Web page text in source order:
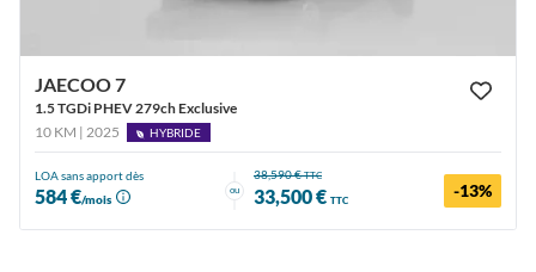
JAECOO 7
1.5 TGDi PHEV 279ch Exclusive
10 KM | 2025
HYBRIDE
LOA sans apport dès
584 €/mois
ou
38,590 €TTC
33,500 € TTC -13%